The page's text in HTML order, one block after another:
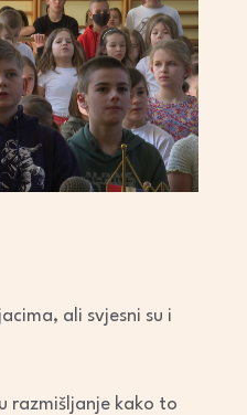
ali svjesni su i
razmišljanje kako to